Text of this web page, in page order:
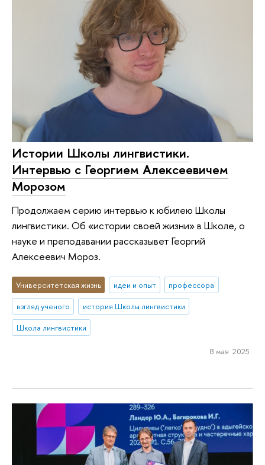
Истории Школы лингвистики.
Интервью с Георгием Алексеевичем
Морозом
Продолжаем серию интервью к юбилею Школы
лингвистики. Об «истории своей жизни» в Школе, о
науке и преподавании рассказывет Георгий
Алексеевич Мороз.
Университетская жизнь идеи и опыт
профессора
взгляд ученого
история Школы лингвистики
Школа лингвистики
8 мая 2025